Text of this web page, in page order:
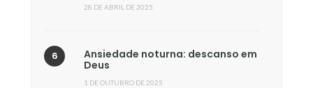
28 DE ABRIL DE 2025
Ansiedade noturna: descanso em
Deus
1 DE OUTUBRO DE 2025